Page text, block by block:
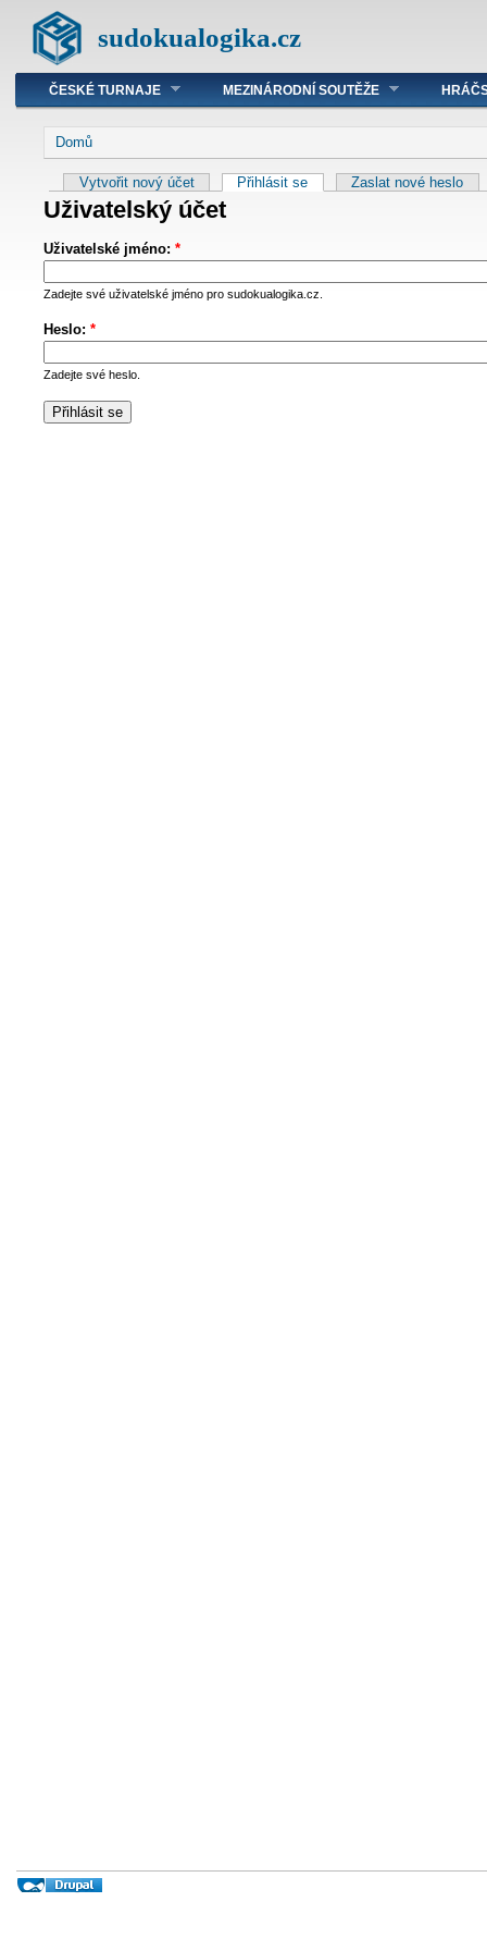
sudokualogika.cz
ČESKÉ TURNAJE MEZINÁRODNÍ SOUTĚŽE
Domů
Vytvořit nový účet Přihlásit se Zaslat nové heslo
Uživatelský účet
Uživatelské jméno: *
Zadejte své uživatelské jméno pro sudokualogika.cz.
Heslo: *
Zadejte své heslo.